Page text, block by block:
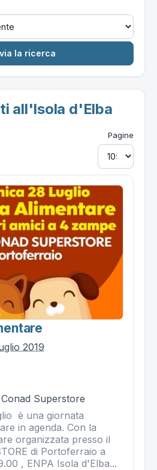
all'Isola d'Elba
Pagine
2019
Superstore
è una giornata
in agenda. Con la
organizzata presso il
di Portoferraio a
, ENPA Isola d'Elba...